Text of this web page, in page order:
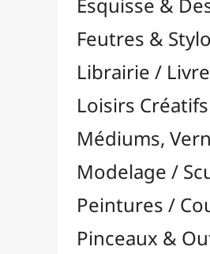
Résines / Moulage
Alginate
Charges / Poudres & Fibres
Colorants & Pigments 
Huiles & Solvants
Livres Résines & Moulage
Moules Silicones

Moules Résines
